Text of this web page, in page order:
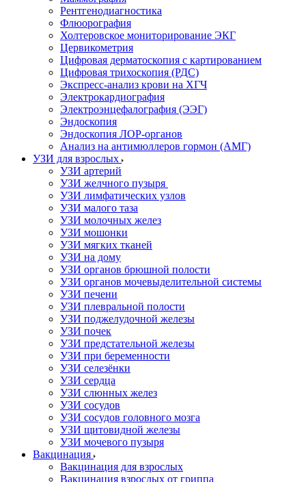
Рентгенодиагностика
Флюорография
Холтеровское мониторирование ЭКГ
Цервикометрия
Цифровая дерматоскопия с картированием
Цифровая трихоскопия (РДС)
Экспресс-анализ крови на ХГЧ
Электрокардиография
Электроэнцефалография (ЭЭГ)
Эндоскопия
Эндоскопия ЛОР-органов
Анализ на антимюллеров гормон (АМГ)
УЗИ для взрослых
УЗИ артерий
УЗИ желчного пузыря
УЗИ лимфатических узлов
УЗИ малого таза
УЗИ молочных желез
УЗИ мошонки
УЗИ мягких тканей
УЗИ на дому
УЗИ органов брюшной полости
УЗИ органов мочевыделительной системы
УЗИ печени
УЗИ плевральной полости
УЗИ поджелудочной железы
УЗИ почек
УЗИ предстательной железы
УЗИ при беременности
УЗИ селезёнки
УЗИ сердца
УЗИ слюнных желез
УЗИ сосудов
УЗИ сосудов головного мозга
УЗИ щитовидной железы
УЗИ мочевого пузыря
Вакцинация
Вакцинация для взрослых
Вакцинация взрослых от гриппа